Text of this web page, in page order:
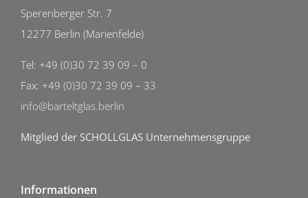
Sperenberger Str. 7
12277 Berlin (Marienfelde)
Tel: +49 (0)30 72 39 09 – 0
Fax: +49 (0)30 72 39 09 – 33
info@barteltglas.berlin
Mitglied der SCHOLLGLAS Unternehmensgruppe
Informationen